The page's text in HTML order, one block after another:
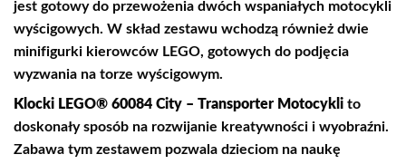
jest gotowy do przewożenia dwóch wspaniałych motocykli
wyścigowych. W skład zestawu wchodzą również dwie
minifigurki kierowców LEGO, gotowych do podjęcia
wyzwania na torze wyścigowym.
Klocki LEGO® 60084 City – Transporter Motocykli to
doskonały sposób na rozwijanie kreatywności i wyobraźni.
Zabawa tym zestawem pozwala dzieciom na naukę